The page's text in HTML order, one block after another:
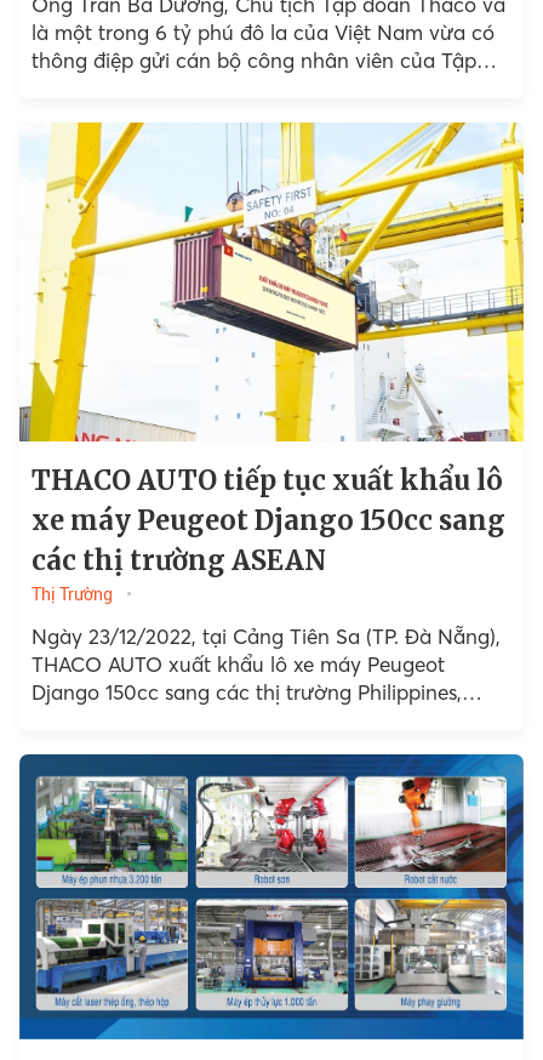
là một trong 6 tỷ phú đô la của Việt Nam vừa có
thông điệp gửi cán bộ công nhân viên của Tập
THACO AUTO tiếp tục xuất khẩu lô
xe máy Peugeot Django 150cc sang
các thị trường ASEAN
Thị Trường
Ngày 23/12/2022, tại Cảng Tiên Sa (TP. Đà Nẵng),
THACO AUTO xuất khẩu lô xe máy Peugeot
Django 150cc sang các thị trường Philippines,